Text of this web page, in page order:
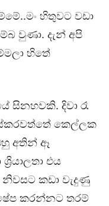
හිතුවට වඩා
වුණා. දැන් අපි
හිතේ
සිනහවකි. දිවා රෑ
කෙල්ලක
අතින් ඈ
එය
කඩා වැදුණු
කරන්නට තරම්